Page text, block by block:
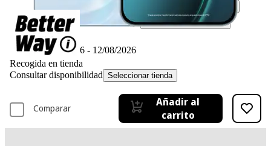
IVA incl. Con envío gratis
Simula tu financiación*
Disponible online
Entrega 11/08/2026 - 12/08/2026
Recogida en tienda
Consultar disponibilidad Seleccionar tienda
Comparar
Añadir al
carrito